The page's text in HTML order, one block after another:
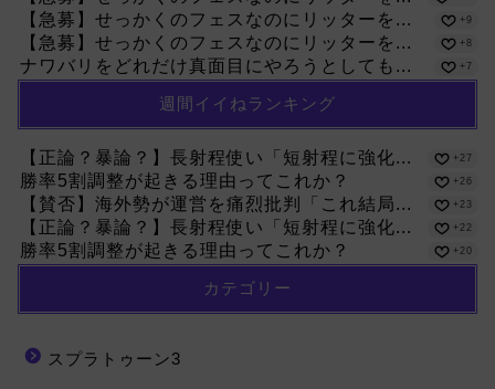
【急募】せっかくのフェスなのにリッターを... +9
【急募】せっかくのフェスなのにリッターを... +8
ナワバリをどれだけ真面目にやろうとしても... +7
週間イイねランキング
【正論？暴論？】長射程使い「短射程に強化... +27
勝率5割調整が起きる理由ってこれか？ +26
【賛否】海外勢が運営を痛烈批判「これ結局... +23
【正論？暴論？】長射程使い「短射程に強化... +22
勝率5割調整が起きる理由ってこれか？ +20
カテゴリー
スプラトゥーン3